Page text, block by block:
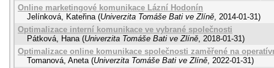
Online marketingové komunikace Lázní Hodonín
Jelínková, Kateřina (Univerzita Tomáše Bati ve Zlíně, 2014-01-31)
Optimalizace interní komunikace ve vybrané společnosti
Pátková, Hana (Univerzita Tomáše Bati ve Zlíně, 2018-01-31)
Optimalizace online komunikace společnosti zaměřené na
Tomanová, Aneta (Univerzita Tomáše Bati ve Zlíně, 2022-01-31)